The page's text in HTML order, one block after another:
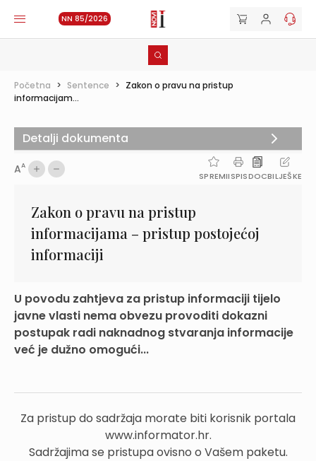
NN 85/2026
Početna > Sentence > Zakon o pravu na pristup
informacijam...
AA
SPREMIISPISDOCBILJEŠKE
Zakon o pravu na pristup
informacijama – pristup postojećoj
informaciji
U povodu zahtjeva za pristup informaciji tijelo
javne vlasti nema obvezu provoditi dokazni
postupak radi naknadnog stvaranja informacije
već je dužno omogući...
Za pristup do sadržaja morate biti korisnik portala
www.informator.hr.
Sadržajima se pristupa ovisno o Vašem paketu.
Detalji dokumenta